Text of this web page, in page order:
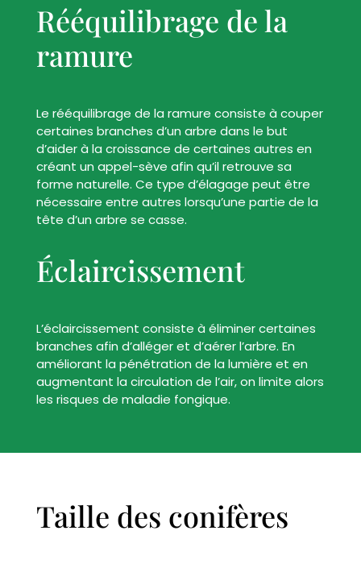
Rééquilibrage de la
ramure
Le rééquilibrage de la ramure consiste à couper
certaines branches d’un arbre dans le but
d’aider à la croissance de certaines autres en
créant un appel-sève afin qu’il retrouve sa
forme naturelle. Ce type d’élagage peut être
nécessaire entre autres lorsqu’une partie de la
tête d’un arbre se casse.
Éclaircissement
L’éclaircissement consiste à éliminer certaines
branches afin d’alléger et d’aérer l’arbre. En
améliorant la pénétration de la lumière et en
augmentant la circulation de l’air, on limite alors
les risques de maladie fongique.
Taille des conifères